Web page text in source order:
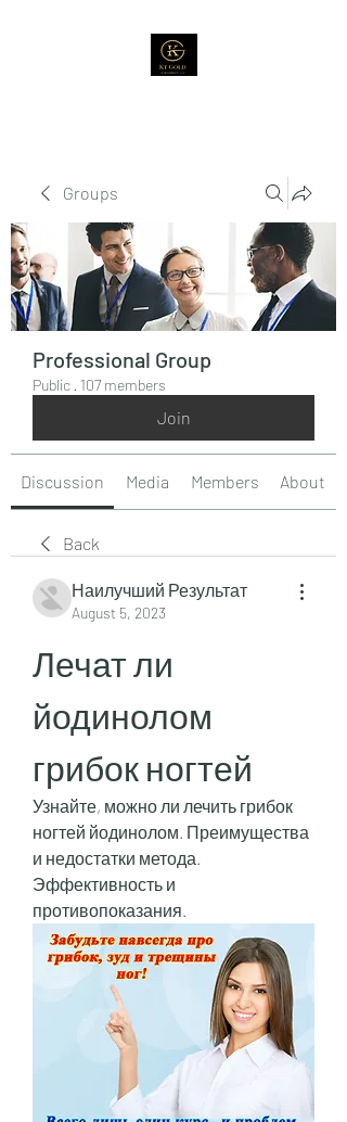
Groups
Professional Group
Public · 107 members
Join
Discussion Media Members About
Back
Наилучший Результат
August 5, 2023
Лечат ли
йодинолом
грибок ногтей
Узнайте, можно ли лечить грибок
ногтей йодинолом. Преимущества
и недостатки метода.
Эффективность и
противопоказания.